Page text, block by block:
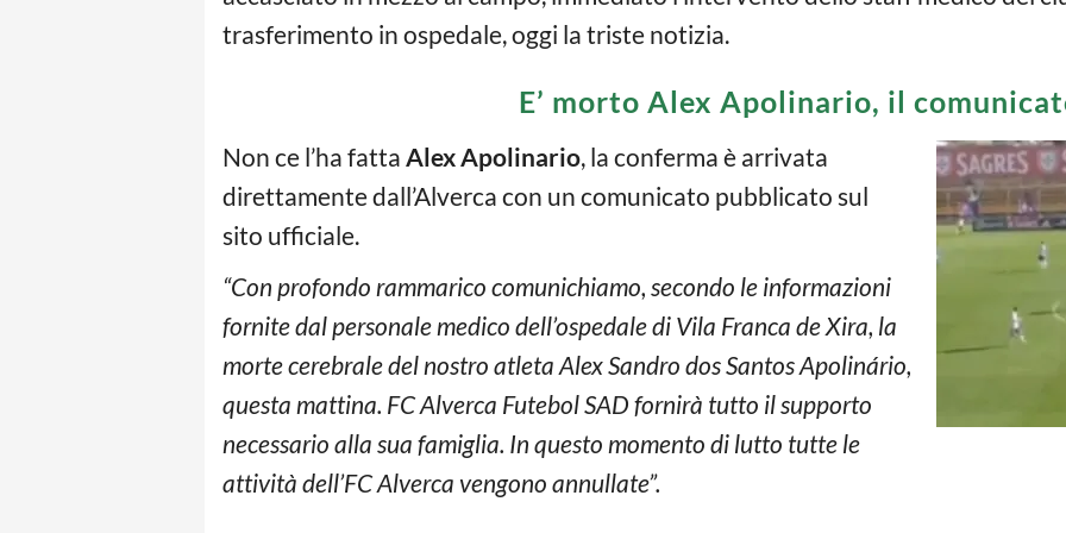
trasferimento in ospedale, oggi la triste notizia.
E’ morto Alex Apolinario, il
Non ce l’ha fatta Alex Apolinario, la conferma è arrivata
direttamente dall’Alverca con un comunicato pubblicato sul
sito ufficiale.
“Con profondo rammarico comunichiamo, secondo le informazioni
fornite dal personale medico dell’ospedale di Vila Franca de Xira, la
morte cerebrale del nostro atleta Alex Sandro dos Santos Apolinário,
questa mattina. FC Alverca Futebol SAD fornirà tutto il supporto
necessario alla sua famiglia. In questo momento di lutto tutte le
attività dell’FC Alverca vengono annullate”.